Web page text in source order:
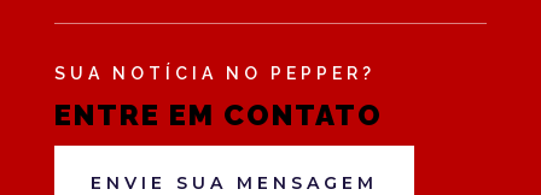
SUA NOTÍCIA NO PEPPER?
ENTRE EM CONTATO
ENVIE SUA MENSAGEM